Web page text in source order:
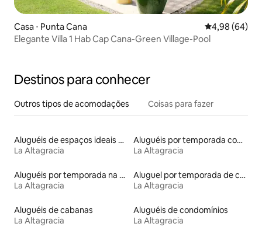
Casa ⋅ Punta Cana 4,98 de uma
4,98 (64)
Elegante Villa 1 Hab Cap Cana-Green Village-Pool
Destinos para conhecer
Outros tipos de acomodações Coisas para fazer
Aluguéis de espaços ideais para famílias
La Altagracia
Aluguéis por temporada com acesso à praia
La Altagracia
Aluguéis por temporada na orla
La Altagracia
Aluguel por temporada de casas de veraneio
La Altagracia
Aluguéis de cabanas
La Altagracia
Aluguéis de condomínios
La Altagracia